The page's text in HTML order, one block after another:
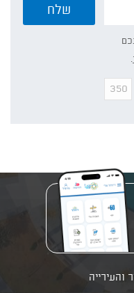
שלח
.
והעירייה